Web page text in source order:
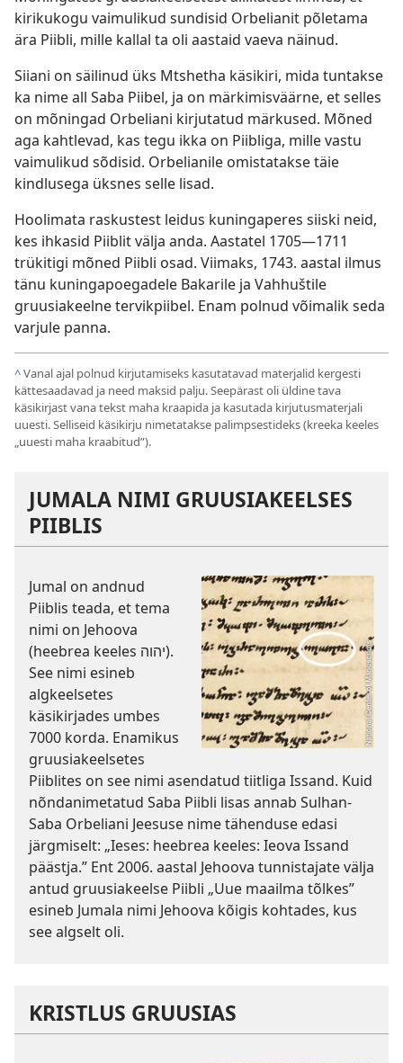
kirikukogu vaimulikud sundisid Orbelianit põletama
ära Piibli, mille kallal ta oli aastaid vaeva näinud.
Siiani on säilinud üks Mtshetha käsikiri, mida tuntakse
ka nime all Saba Piibel, ja on märkimisväärne, et selles
on mõningad Orbeliani kirjutatud märkused. Mõned
aga kahtlevad, kas tegu ikka on Piibliga, mille vastu
vaimulikud sõdisid. Orbelianile omistatakse täie
kindlusega üksnes selle lisad.
Hoolimata raskustest leidus kuningaperes siiski neid,
kes ihkasid Piiblit välja anda. Aastatel 1705—1711
trükitigi mõned Piibli osad. Viimaks, 1743. aastal ilmus
tänu kuningapoegadele Bakarile ja Vahhuštile
gruusiakeelne tervikpiibel. Enam polnud võimalik seda
varjule panna.
^Vanal ajal polnud kirjutamiseks kasutatavad materjalid kergesti
kättesaadavad ja need maksid palju. Seepärast oli üldine tava
käsikirjast vana tekst maha kraapida ja kasutada kirjutusmaterjali
uuesti. Selliseid käsikirju nimetatakse palimpsestideks (kreeka keeles
„uuesti maha kraabitud”).
JUMALA NIMI GRUUSIAKEELSES
PIIBLIS
Jumal on andnud
Piiblis teada, et tema
nimi on Jehoova
(heebrea keeles יהוה).
See nimi esineb
algkeelsetes
käsikirjades umbes
7000 korda. Enamikus
gruusiakeelsetes
Piiblites on see nimi asendatud tiitliga Issand. Kuid
nõndanimetatud Saba Piibli lisas annab Sulhan-
Saba Orbeliani Jeesuse nime tähenduse edasi
järgmiselt: „Ieses: heebrea keeles: Ieova Issand
päästja.” Ent 2006. aastal Jehoova tunnistajate välja
antud gruusiakeelse Piibli „Uue maailma tõlkes”
esineb Jumala nimi Jehoova kõigis kohtades, kus
see algselt oli.
KRISTLUS GRUUSIAS